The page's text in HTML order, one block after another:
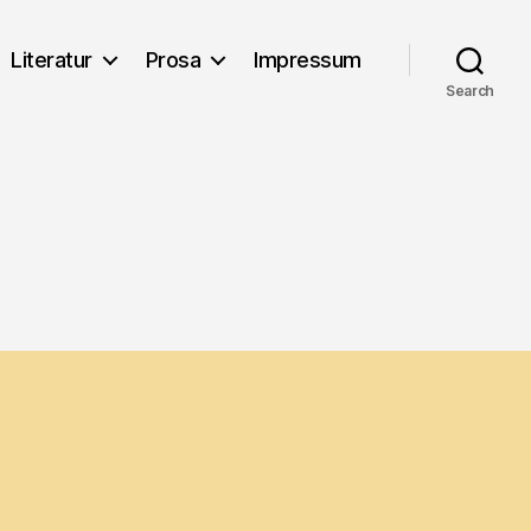
Literatur Prosa Impressum
Search